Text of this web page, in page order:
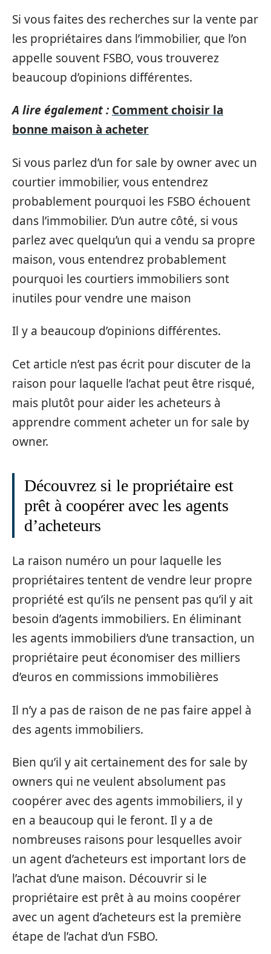
Si vous faites des recherches sur la vente par
les propriétaires dans l’immobilier, que l’on
appelle souvent FSBO, vous trouverez
beaucoup d’opinions différentes.
A lire également : Comment choisir la
bonne maison à acheter
Si vous parlez d’un for sale by owner avec un
courtier immobilier, vous entendrez
probablement pourquoi les FSBO échouent
dans l’immobilier. D’un autre côté, si vous
parlez avec quelqu’un qui a vendu sa propre
maison, vous entendrez probablement
pourquoi les courtiers immobiliers sont
inutiles pour vendre une maison
Il y a beaucoup d’opinions différentes.
Cet article n’est pas écrit pour discuter de la
raison pour laquelle l’achat peut être risqué,
mais plutôt pour aider les acheteurs à
apprendre comment acheter un for sale by
owner.
Découvrez si le propriétaire est
prêt à coopérer avec les agents
d’acheteurs
La raison numéro un pour laquelle les
propriétaires tentent de vendre leur propre
propriété est qu’ils ne pensent pas qu’il y ait
besoin d’agents immobiliers. En éliminant
les agents immobiliers d’une transaction, un
propriétaire peut économiser des milliers
d’euros en commissions immobilières
Il n’y a pas de raison de ne pas faire appel à
des agents immobiliers.
Bien qu’il y ait certainement des for sale by
owners qui ne veulent absolument pas
coopérer avec des agents immobiliers, il y
en a beaucoup qui le feront. Il y a de
nombreuses raisons pour lesquelles avoir
un agent d’acheteurs est important lors de
l’achat d’une maison. Découvrir si le
propriétaire est prêt à au moins coopérer
avec un agent d’acheteurs est la première
étape de l’achat d’un FSBO.